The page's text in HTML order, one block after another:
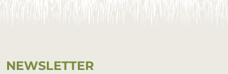
NEWS­LET­TER